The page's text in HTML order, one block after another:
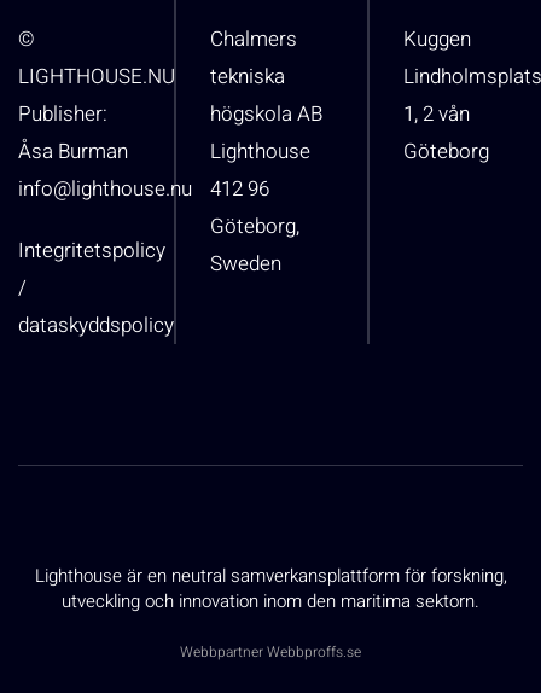
©
LIGHTHOUSE.NU
Publisher:
Åsa Burman
info@lighthouse.nu
Integritetspolicy
/
dataskyddspolicy
Chalmers
tekniska
högskola AB
Lighthouse
412 96
Göteborg,
Sweden
Kuggen
1, 2 vån
Göteborg
Lighthouse är en neutral samverkansplattform för forskning,
utveckling och innovation inom den maritima sektorn.
WebbpartnerWebbproffs.se